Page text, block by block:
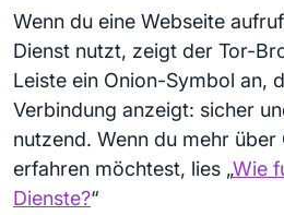
Wenn du eine Webseite
Dienst nutzt, zeigt der Tor-
Leiste ein Onion-Symbol an,
Verbindung anzeigt: sicher
nutzend. Wenn du mehr über
erfahren möchtest, lies „Wie
Dienste?“